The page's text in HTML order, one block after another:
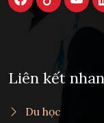
Liên kết
Du học